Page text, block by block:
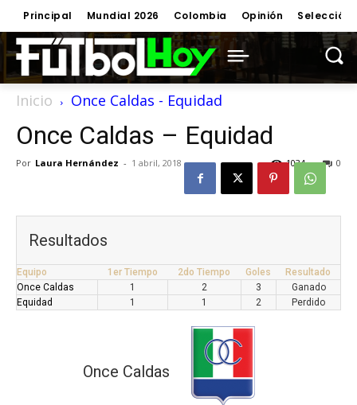
Principal Mundial 2026 Colombia Opinión Selección
Inicio Once Caldas - Equidad
Once Caldas – Equidad
Por Laura Hernández - 1 abril, 2018 0
1034
Resultados
Equipo 1er Tiempo 2do Tiempo Goles
Resultado
Once Caldas
1 2 3
Ganado
Equidad
1 1 2 Perdido
Once Caldas